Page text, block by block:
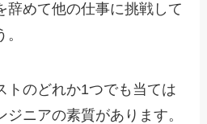
辞めて他の仕事に挑戦して
トのどれか1つでも当ては
ジニアの素質があります。